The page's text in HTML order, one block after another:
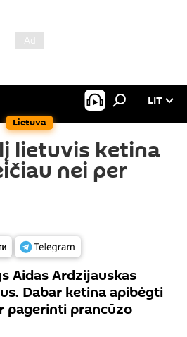
Lietuva
LIT
lietuvis ketina
nei per
Aidas Ardzijauskas
Dabar ketina apibėgti
pagerinti prancūzo